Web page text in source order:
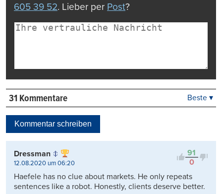
605 39 52. Lieber per Post?
31 Kommentare
Kontrovers
Beste ▾
Kommentar schreiben
91
0
Dressman
12.08.2020 um 06:20
Haefele has no clue about markets. He only repeats
sentences like a robot. Honestly, clients deserve better.